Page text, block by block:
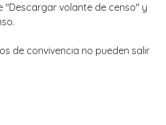
"Descargar volante de censo" y
de convivencia no pueden salir